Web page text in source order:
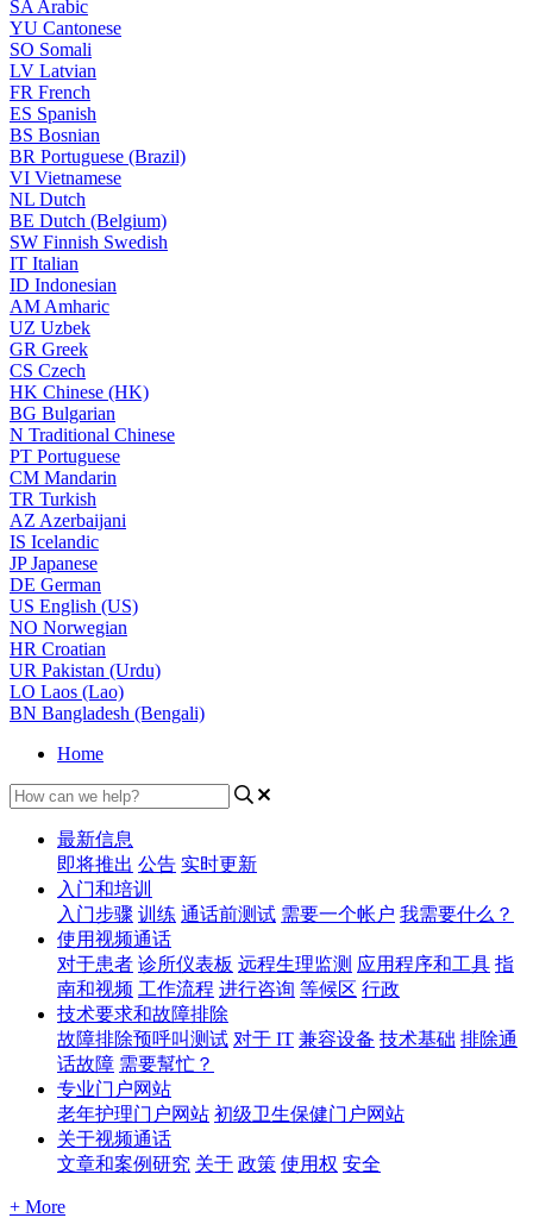
SA Arabic
YU Cantonese
SO Somali
LV Latvian
FR French
ES Spanish
BS Bosnian
BR Portuguese (Brazil)
VI Vietnamese
NL Dutch
BE Dutch (Belgium)
SW Finnish Swedish
IT Italian
ID Indonesian
AM Amharic
UZ Uzbek
GR Greek
CS Czech
HK Chinese (HK)
BG Bulgarian
N Traditional Chinese
PT Portuguese
CM Mandarin
TR Turkish
AZ Azerbaijani
IS Icelandic
JPJapanese
DE German
US English (US)
NO Norwegian
HR Croatian
UR Pakistan (Urdu)
LO Laos (Lao)
BN Bangladesh (Bengali)
Home
最新信息
即将推出 公告 实时更新
入门和培训
入门步骤 训练 通话前测试 需要一个帐户 我需要什么？
使用视频通话
对于患者 诊所仪表板 远程生理监测 应用程序和工具 指
南和视频 工作流程 进行咨询 等候区 行政
技术要求和故障排除
故障排除预呼叫测试 对于 IT 兼容设备 技术基础 排除通
话故障 需要幫忙？
专业门户网站
老年护理门户网站 初级卫生保健门户网站
关于视频通话
文章和案例研究 关于 政策 使用权 安全
+ More